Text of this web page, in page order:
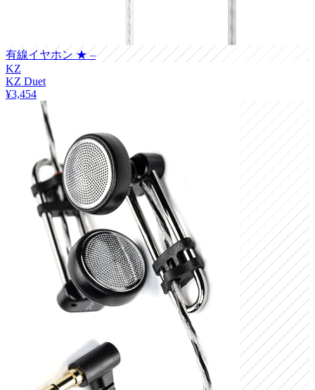
有線イヤホン ★ –
KZ
KZ Duet
¥3,454